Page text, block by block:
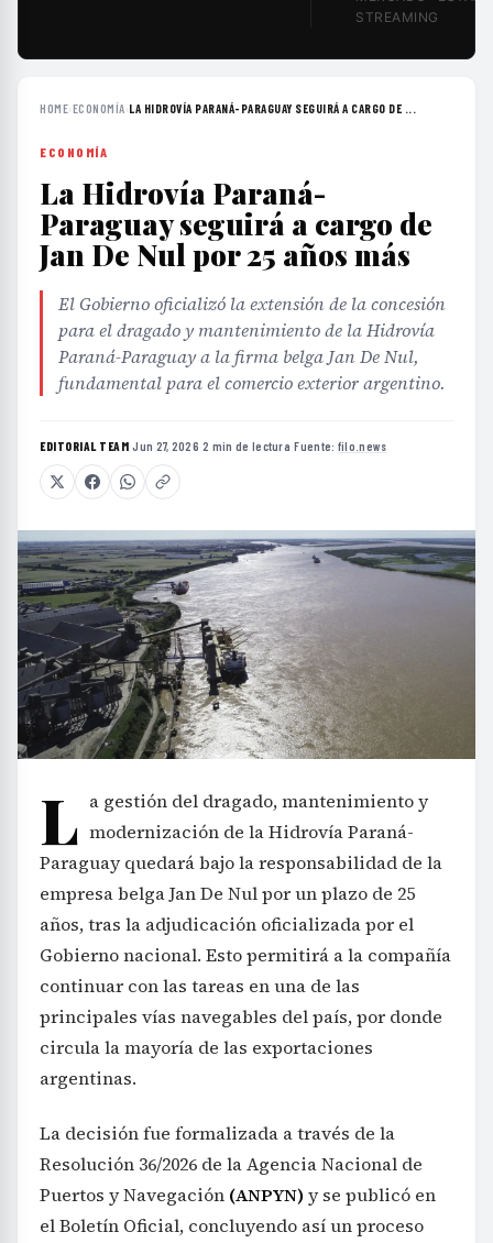
STREAMING
HOME›ECONOMÍA›LA HIDROVÍA PARANÁ-PARAGUAY SEGUIRÁ A CARGO DE ...
ECONOMÍA
La Hidrovía Paraná-
Paraguay seguirá a cargo de
Jan De Nul por 25 años más
El Gobierno oficializó la extensión de la concesión
para el dragado y mantenimiento de la Hidrovía
Paraná-Paraguay a la firma belga Jan De Nul,
fundamental para el comercio exterior argentino.
EDITORIAL TEAM·Jun 27, 2026·2 min de lectura·Fuente: filo.news
L a gestión del dragado, mantenimiento y
modernización de la Hidrovía Paraná-
Paraguay quedará bajo la responsabilidad de la
empresa belga Jan De Nul por un plazo de 25
años, tras la adjudicación oficializada por el
Gobierno nacional. Esto permitirá a la compañía
continuar con las tareas en una de las
principales vías navegables del país, por donde
circula la mayoría de las exportaciones
argentinas.
La decisión fue formalizada a través de la
Resolución 36/2026 de la Agencia Nacional de
Puertos y Navegación (ANPYN)y se publicó en
el Boletín Oficial, concluyendo así un proceso